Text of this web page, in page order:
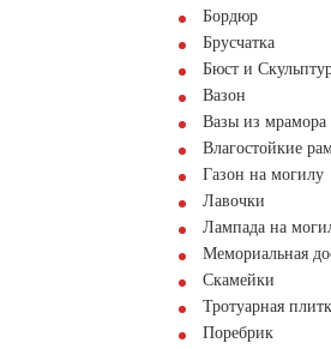
Бордюр
Брусчатка
Бюст и
Вазон
Вазы из мрамора
Влагостойкие
Газон на могилу
Лавочки
Лампада на
Мемориальная
Скамейки
Тротуарная
Поребрик